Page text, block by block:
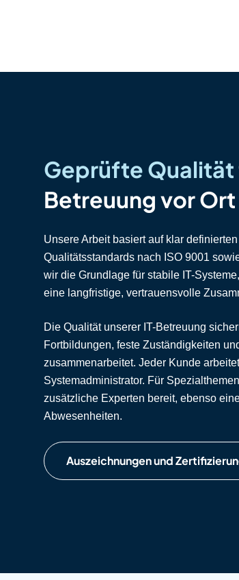
Geprüfte Qualität
Betreuung vor Ort
Unsere Arbeit basiert auf klar
Qualitätsstandards nach ISO 9001
wir die Grundlage für stabile IT-
eine langfristige, vertrauensvolle
Die Qualität unserer IT-Betreuung
Fortbildungen, feste Zuständigkeiten
zusammenarbeitet. Jeder Kunde
Systemadministrator. Für
zusätzliche Experten bereit, ebenso
Abwesenheiten.
Auszeichnungen und